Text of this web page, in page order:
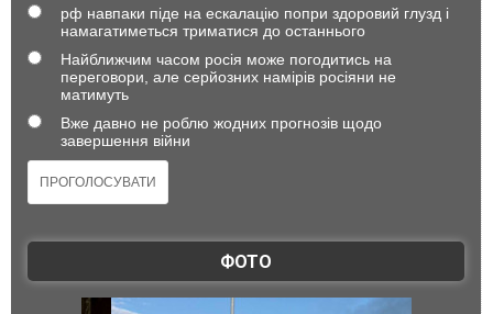
рф навпаки піде на ескалацію попри здоровий глузд і
намагатиметься триматися до останнього
Найближчим часом росія може погодитись на
переговори, але серйозних намірів росіяни не
матимуть
Вже давно не роблю жодних прогнозів щодо
завершення війни
ФОТО